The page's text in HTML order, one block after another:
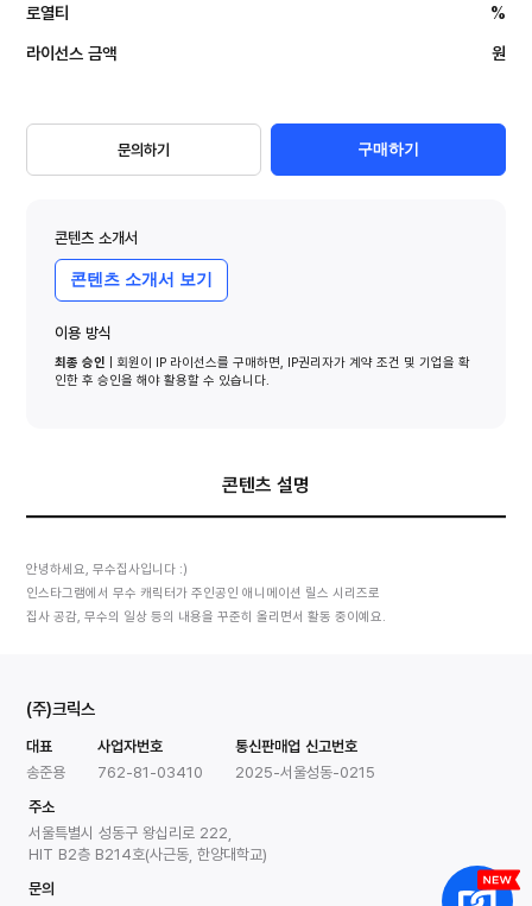
로열티
%
라이선스 금액
원
문의하기 구매하기
콘텐츠 소개서
콘텐츠 소개서 보기
이용 방식
최종 승인 | 회원이 IP 라이선스를 구매하면, IP권리자가 계약 조건 및 기업을 확
인한 후 승인을 해야 활용할 수 있습니다.
콘텐츠 설명
안녕하세요, 무수집사입니다 :)
인스타그램에서 무수 캐릭터가 주인공인 애니메이션 릴스 시리즈로
집사 공감, 무수의 일상 등의 내용을 꾸준히 올리면서 활동 중이예요.
(주)크릭스
대표
송준용
사업자번호
762-81-03410
통신판매업 신고번호
2025-서울성동-0215
주소
서울특별시 성동구 왕십리로 222,
HIT B2층 B214호(사근동, 한양대학교)
문의